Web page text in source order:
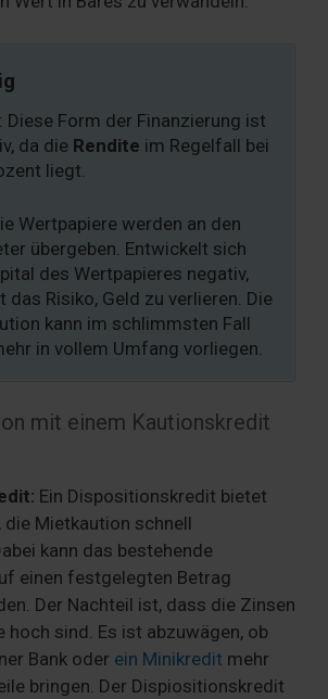
Diese Form der Finanzierung ist
da die Rendite im Regelfall bei
liegt.
Wertpapiere werden an den
übergeben. Entwickelt sich
des Wertpapieres negativ,
das Risiko, Geld zu verlieren. Die
kann im schlimmsten Fall
in vollem Umfang vorliegen.
mit einem Kautionskredit
Ein Dispositionskredit bietet
Mietkaution schnell
kann das bestehende
einen festgelegten Betrag
Der Nachteil ist, dass die Zinsen
hoch sind. Es ist abzuwägen, ob
Bank oder ein Minikredit mehr
bringen. Der Dispiositionskredit